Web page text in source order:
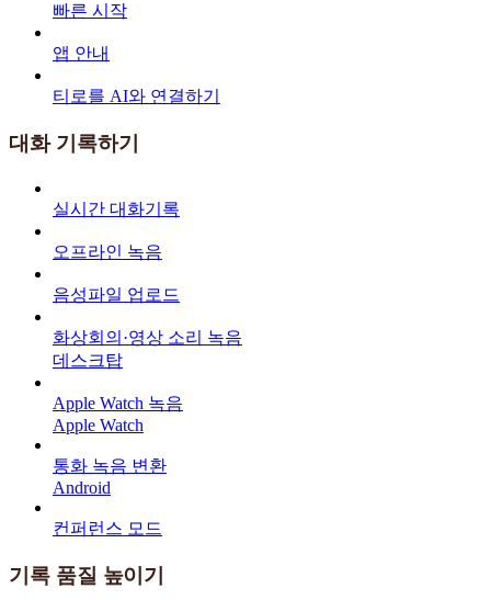
빠른 시작
앱 안내
티로를 AI와 연결하기
대화 기록하기
실시간 대화기록
오프라인 녹음
음성파일 업로드
화상회의·영상 소리 녹음
데스크탑
Apple Watch 녹음
Apple Watch
통화 녹음 변환
Android
컨퍼런스 모드
기록 품질 높이기